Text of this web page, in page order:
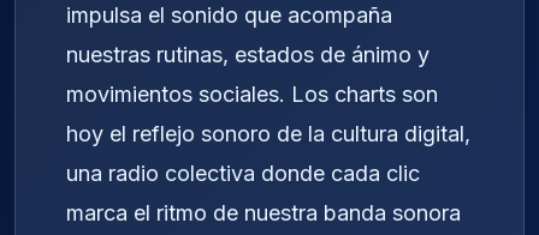
impulsa el sonido que acompaña
nuestras rutinas, estados de ánimo y
movimientos sociales. Los charts son
hoy el reflejo sonoro de la cultura digital,
una radio colectiva donde cada clic
marca el ritmo de nuestra banda sonora